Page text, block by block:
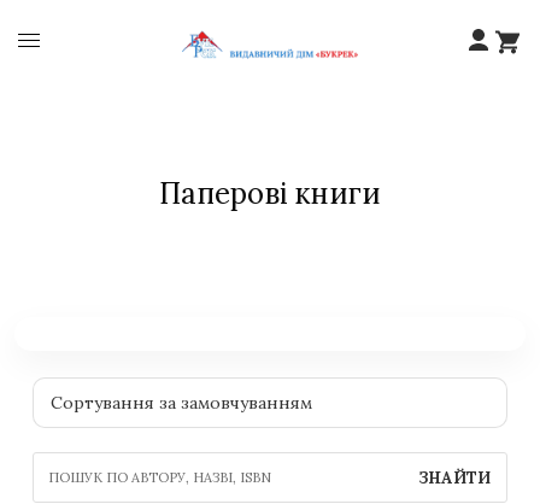
Паперові книги
ЗНАЙТИ